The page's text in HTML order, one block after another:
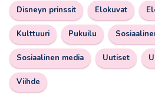
Disneyn prinssit Elokuvat
Kulttuuri Pukuilu
Sosiaalinen media Uutiset
Viihde